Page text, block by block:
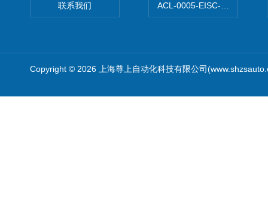
联系我们 ACL-0005-EISC-E2M8C上海
Copyright © 2026 上海尊上自动化科技有限公司